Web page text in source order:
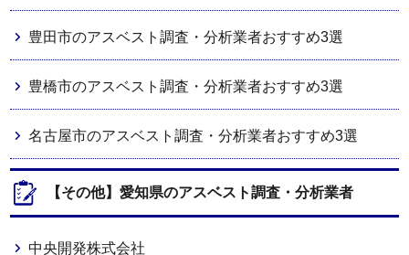
豊田市のアスベスト調査・分析業者おすすめ3選
豊橋市のアスベスト調査・分析業者おすすめ3選
名古屋市のアスベスト調査・分析業者おすすめ3選
【その他】愛知県のアスベスト調査・分析業者
中央開発株式会社